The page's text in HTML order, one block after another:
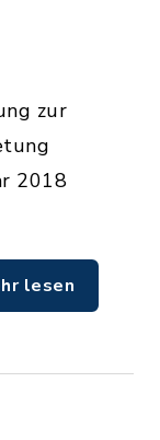
zur
2018
lesen